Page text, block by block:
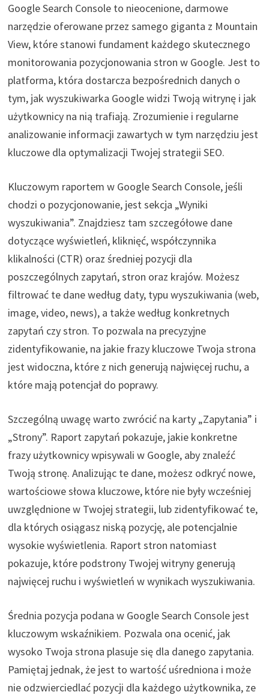
Google Search Console to nieocenione, darmowe
narzędzie oferowane przez samego giganta z Mountain
View, które stanowi fundament każdego skutecznego
monitorowania pozycjonowania stron w Google. Jest to
platforma, która dostarcza bezpośrednich danych o
tym, jak wyszukiwarka Google widzi Twoją witrynę i jak
użytkownicy na nią trafiają. Zrozumienie i regularne
analizowanie informacji zawartych w tym narzędziu jest
kluczowe dla optymalizacji Twojej strategii SEO.
Kluczowym raportem w Google Search Console, jeśli
chodzi o pozycjonowanie, jest sekcja „Wyniki
wyszukiwania”. Znajdziesz tam szczegółowe dane
dotyczące wyświetleń, kliknięć, współczynnika
klikalności (CTR) oraz średniej pozycji dla
poszczególnych zapytań, stron oraz krajów. Możesz
filtrować te dane według daty, typu wyszukiwania (web,
image, video, news), a także według konkretnych
zapytań czy stron. To pozwala na precyzyjne
zidentyfikowanie, na jakie frazy kluczowe Twoja strona
jest widoczna, które z nich generują najwięcej ruchu, a
które mają potencjał do poprawy.
Szczególną uwagę warto zwrócić na karty „Zapytania” i
„Strony”. Raport zapytań pokazuje, jakie konkretne
frazy użytkownicy wpisywali w Google, aby znaleźć
Twoją stronę. Analizując te dane, możesz odkryć nowe,
wartościowe słowa kluczowe, które nie były wcześniej
uwzględnione w Twojej strategii, lub zidentyfikować te,
dla których osiągasz niską pozycję, ale potencjalnie
wysokie wyświetlenia. Raport stron natomiast
pokazuje, które podstrony Twojej witryny generują
najwięcej ruchu i wyświetleń w wynikach wyszukiwania.
Średnia pozycja podana w Google Search Console jest
kluczowym wskaźnikiem. Pozwala ona ocenić, jak
wysoko Twoja strona plasuje się dla danego zapytania.
Pamiętaj jednak, że jest to wartość uśredniona i może
nie odzwierciedlać pozycji dla każdego użytkownika, ze